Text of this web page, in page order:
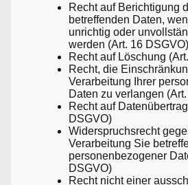
Recht auf Berichtigung
betreffenden Daten,
unrichtig oder
werden (Art. 16 DSGVO)
Recht auf Löschung
Recht, die
Verarbeitung Ihrer
Daten zu verlangen
Recht auf
DSGVO)
Widerspruchsrecht
Verarbeitung Sie
personenbezogener
DSGVO)
Recht nicht einer